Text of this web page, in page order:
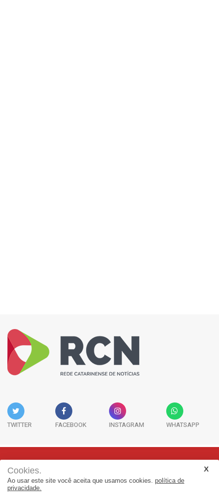
TWITTER FACEBOOK INSTAGRAM WHATSAPP
Rua Adolfo Melo, 38 - Sala 902 - Centro | Florianópolis-SC | CEP:
88015-090
(48) 3298-7979 | jornalismo@adjorisc.com.br
Cookies.
Ao usar este site você aceita que usamos cookies. política de
privacidade.